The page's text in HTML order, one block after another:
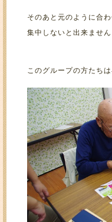
そのあと元のように合
集中しないと出来ません
このグループの方たち